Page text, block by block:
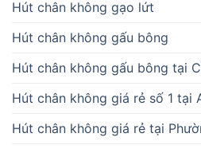
Hút chân không gạo lứt
Hút chân không gấu bông
Hút chân không gấu bông tại
Hút chân không giá rẻ số 1 tại
Hút chân không giá rẻ tại